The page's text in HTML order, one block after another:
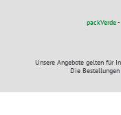
packVerde
Unsere Angebote gelten für
Die Bestellungen